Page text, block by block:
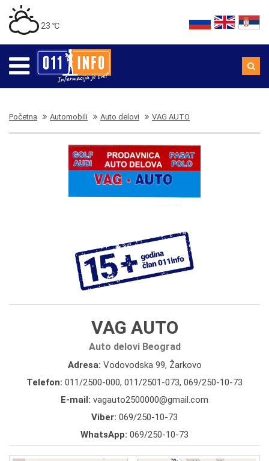
23 ℃
Početna Automobili Auto delovi VAG AUTO
VAG AUTO
Auto delovi Beograd
Adresa: Vodovodska 99, Žarkovo
Telefon: 011/2500-000, 011/2501-073, 069/250-10-73
E-mail: vagauto2500000@gmail.com
Viber: 069/250-10-73
WhatsApp: 069/250-10-73